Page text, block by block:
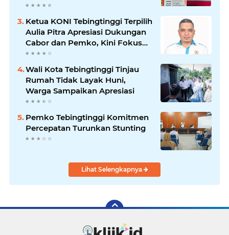
Ketua KONI Tebingtinggi Terpilih
Aulia Pitra Apresiasi Dukungan
Cabor dan Pemko, Kini Fokus
Menuju PORPROVSU 2026
Wali Kota Tebingtinggi Tinjau
Rumah Tidak Layak Huni,
Warga Sampaikan Apresiasi
Pemko Tebingtinggi Komitmen
Percepatan Turunkan Stunting
Lihat Selengkapnya